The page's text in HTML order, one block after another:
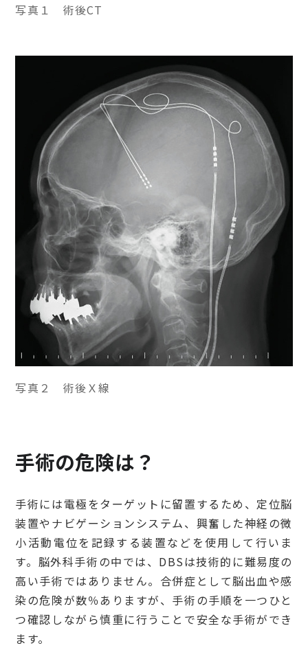
写真１ 術後CT
写真２ 術後Ｘ線
手術の危険は？
手術には電極をターゲットに留置するため、定位脳
装置やナビゲーションシステム、興奮した神経の微
小活動電位を記録する装置などを使用して行いま
す。脳外科手術の中では、DBSは技術的に難易度の
高い手術ではありません。合併症として脳出血や感
染の危険が数％ありますが、手術の手順を一つひと
つ確認しながら慎重に行うことで安全な手術ができ
ます。